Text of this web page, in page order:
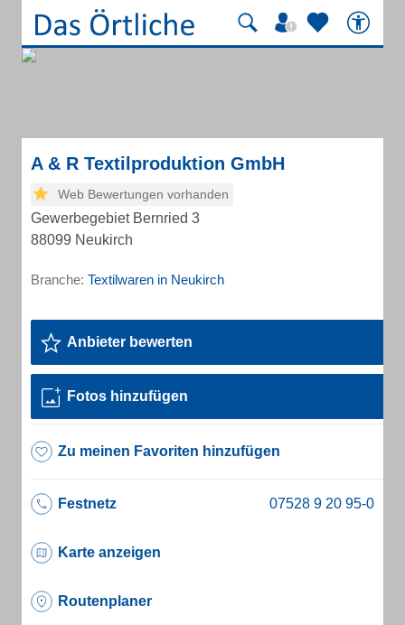
A & R Textilproduktion GmbH
Web Bewertungen vorhanden
Gewerbegebiet Bernried 3
88099 Neukirch
Branche: Textilwaren in Neukirch
Anbieter bewerten
Fotos hinzufügen
Zu meinen Favoriten hinzufügen
Festnetz
Karte anzeigen
Routenplaner